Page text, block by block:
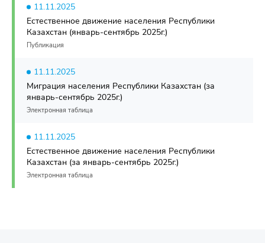
11.11.2025
Естественное движение населения Республики
Казахстан (январь-сентябрь 2025г.)
Публикация
11.11.2025
Миграция населения Республики Казахстан (за
январь-сентябрь 2025г.)
Электронная таблица
11.11.2025
Естественное движение населения Республики
Казахстан (за январь-сентябрь 2025г.)
Электронная таблица